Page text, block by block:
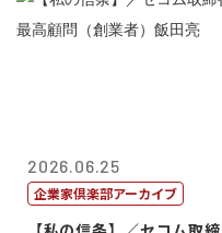
2026.06.25
企業家倶楽部アーカイブ